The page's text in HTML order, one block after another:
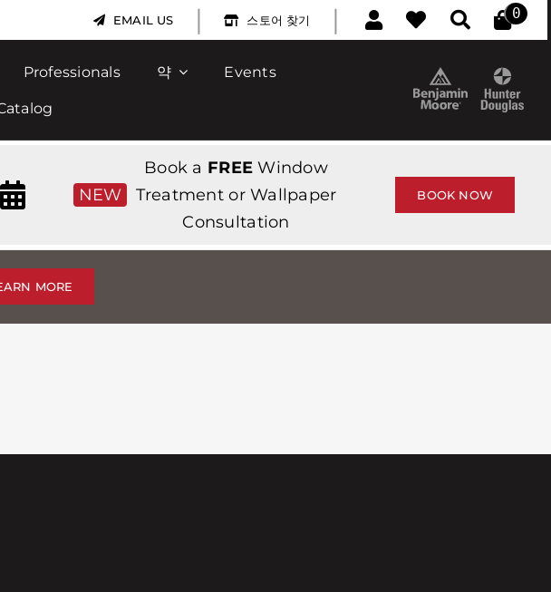
EMAIL US | 스토어 찾기 | 0
Professionals 약 Events
NEW
Book a FREE Window
Treatment or Wallpaper
Consultation
BOOK NOW
MORE